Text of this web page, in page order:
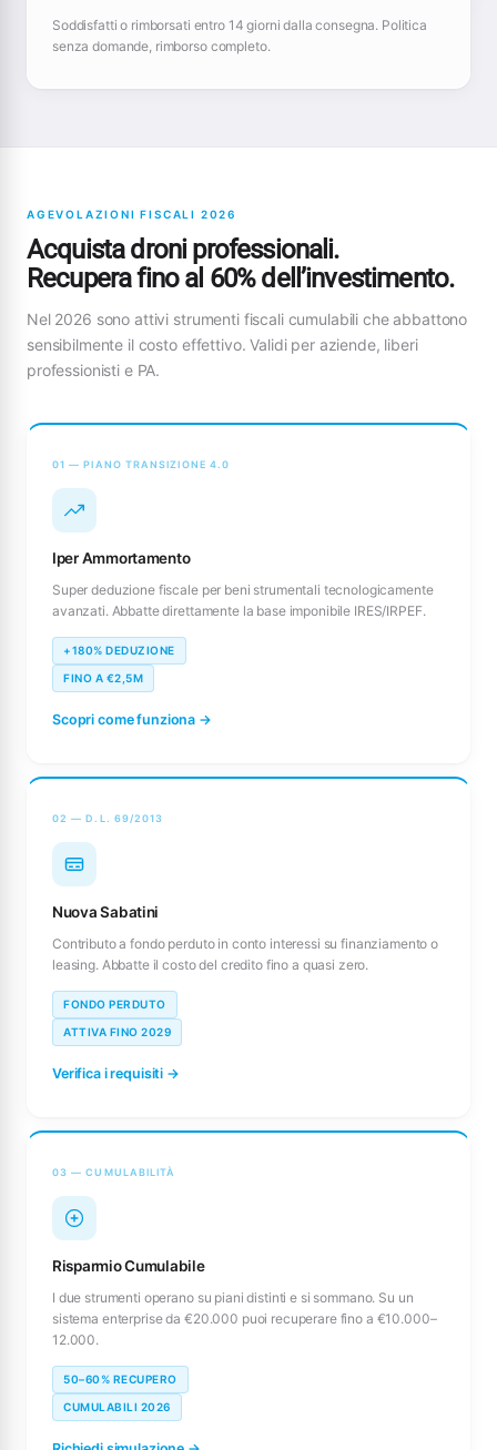
Soddisfatti o rimborsati entro 14 giorni dalla consegna. Politica
senza domande, rimborso completo.
AGEVOLAZIONI FISCALI 2026
Acquista droni professionali.
Recupera fino al 60% dell’investimento.
Nel 2026 sono attivi strumenti fiscali cumulabili che abbattono
sensibilmente il costo effettivo. Validi per aziende, liberi
professionisti e PA.
01 — PIANO TRANSIZIONE 4.0
Iper Ammortamento
Super deduzione fiscale per beni strumentali tecnologicamente
avanzati. Abbatte direttamente la base imponibile IRES/IRPEF.
+180% DEDUZIONE
FINO A €2,5M
Scopri come funziona →
02 — D.L. 69/2013
Nuova Sabatini
Contributo a fondo perduto in conto interessi su finanziamento o
leasing. Abbatte il costo del credito fino a quasi zero.
FONDO PERDUTO
ATTIVA FINO 2029
Verifica i requisiti →
03 — CUMULABILITÀ
Risparmio Cumulabile
I due strumenti operano su piani distinti e si sommano. Su un
sistema enterprise da €20.000 puoi recuperare fino a €10.000–
12.000.
50–60% RECUPERO
CUMULABILI 2026